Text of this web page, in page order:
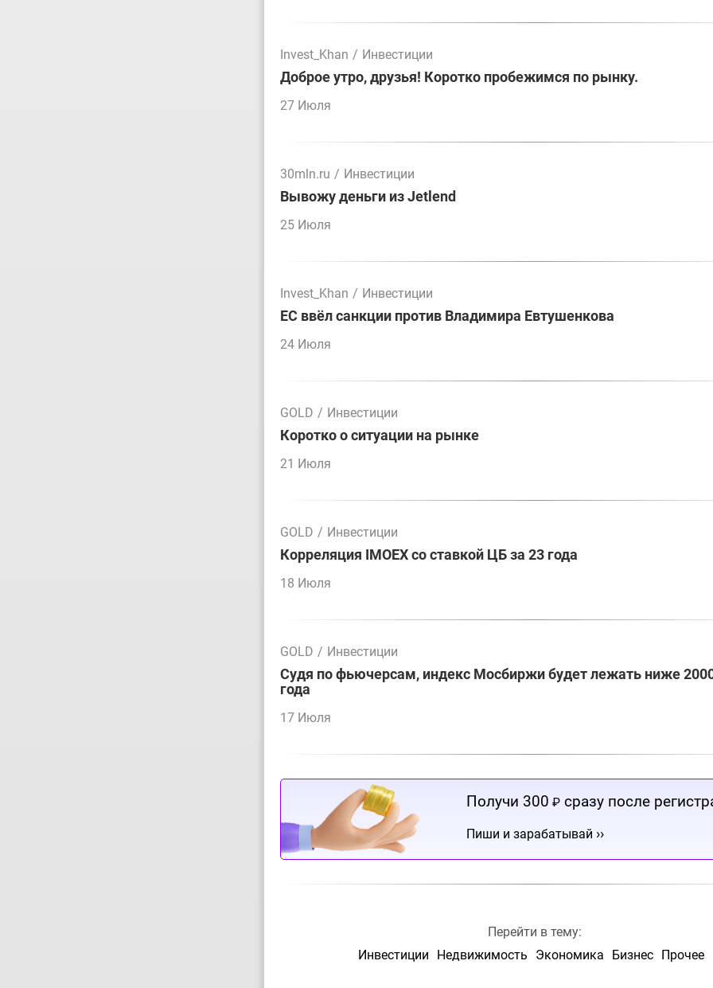
Invest_Khan / Инвестиции
Доброе утро, друзья! Коротко пробежимся по рынку.
27 Июля
30mln.ru / Инвестиции
Вывожу деньги из Jetlend
25 Июля
Invest_Khan / Инвестиции
ЕС ввёл санкции против Владимира Евтушенкова
24 Июля
GOLD / Инвестиции
Коротко о ситуации на рынке
21 Июля
GOLD / Инвестиции
Корреляция IMOEX со ставкой ЦБ за 23 года
18 Июля
GOLD / Инвестиции
Судя по фьючерсам, индекс Мосбиржи будет лежать ниже
года
17 Июля
Получи 300 ₽ сразу после
Пиши и зарабатывай ››
Перейти в тему:
Инвестиции
Недвижимость Экономика Бизнес Прочее